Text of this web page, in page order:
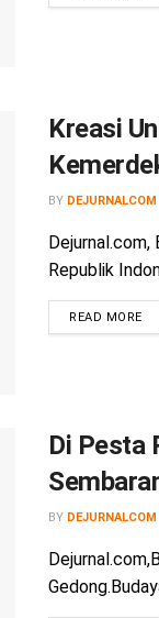
Kreasi
BY DEJURNALCOM
Republik
READ MORE
Di Pesta
BY DEJURNALCOM